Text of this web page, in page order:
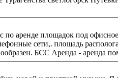
сети,. площадь
доступны, а подбор плоизводственных помещений